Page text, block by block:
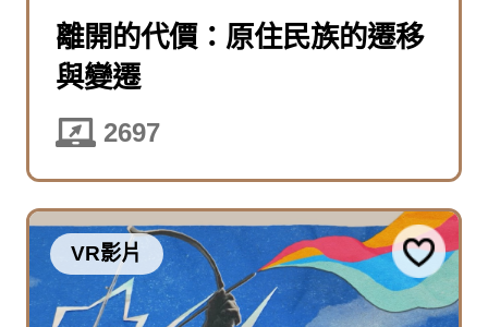
離開的代價：原住民族的遷移
與變遷
2697
VR影片